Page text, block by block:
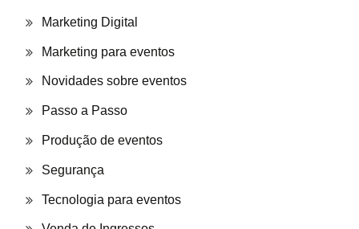
Marketing Digital
Marketing para eventos
Novidades sobre eventos
Passo a Passo
Produção de eventos
Segurança
Tecnologia para eventos